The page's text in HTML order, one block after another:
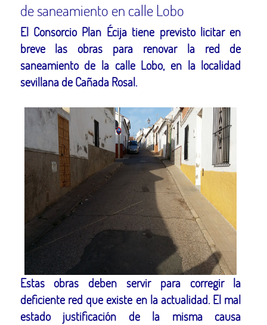
de saneamiento en calle Lobo
El Consorcio Plan Écija tiene previsto licitar en
breve las obras para renovar la red de
saneamiento de la calle Lobo, en la localidad
sevillana de Cañada Rosal.
Estas obras deben servir para corregir la
deficiente red que existe en la actualidad. El mal
estado justificación de la misma causa